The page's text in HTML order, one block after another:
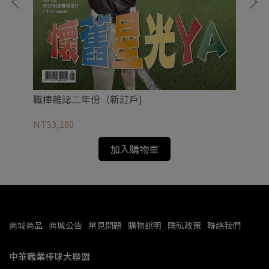
職棒雜誌二年份（新訂戶)
NT$3,100
加入購物車
商城商品 商城公告 常見問題 購物說明 隱私政策 聯絡我們
中華職業棒球大聯盟